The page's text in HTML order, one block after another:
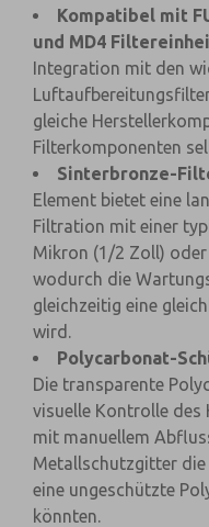
Kompatibel mit
und MD4
Integration mit den
gleiche
Filterkomponenten
Sinterbronze-
Element bietet eine
Filtration mit einer
Mikron (1/2 Zoll)
wodurch die
gleichzeitig eine
wird.
Polycarbonat-
Die transparente
visuelle Kontrolle des
mit manuellem
Metallschutzgitter
eine ungeschützte
könnten.